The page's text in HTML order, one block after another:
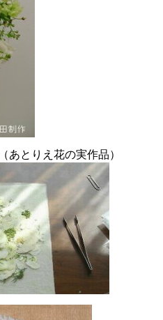
あとりえ花の実作品）